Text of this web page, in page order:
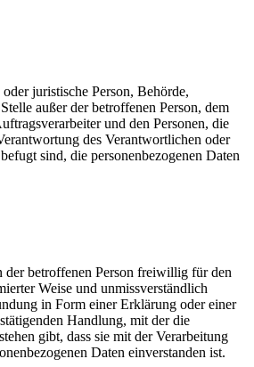
juristische Person, Behörde,
außer der betroffenen Person, dem
und den Personen, die
des Verantwortlichen oder
sind, die personenbezogenen Daten
betroffenen Person freiwillig für den
Weise und unmissverständlich
in Form einer Erklärung oder einer
Handlung, mit der die
gibt, dass sie mit der Verarbeitung
Daten einverstanden ist.